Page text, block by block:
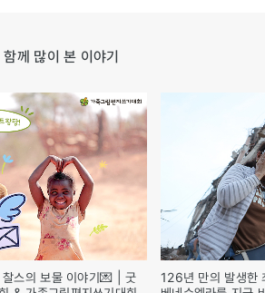
함께 많이 본 이야기
스의 보물 이야기💌 | 굿
126년 만의 발생한